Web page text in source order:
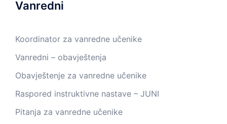
Vanredni
Koordinator za vanredne učenike
Vanredni – obavještenja
Obavještenje za vanredne učenike
Raspored instruktivne nastave – JUNI
Pitanja za vanredne učenike